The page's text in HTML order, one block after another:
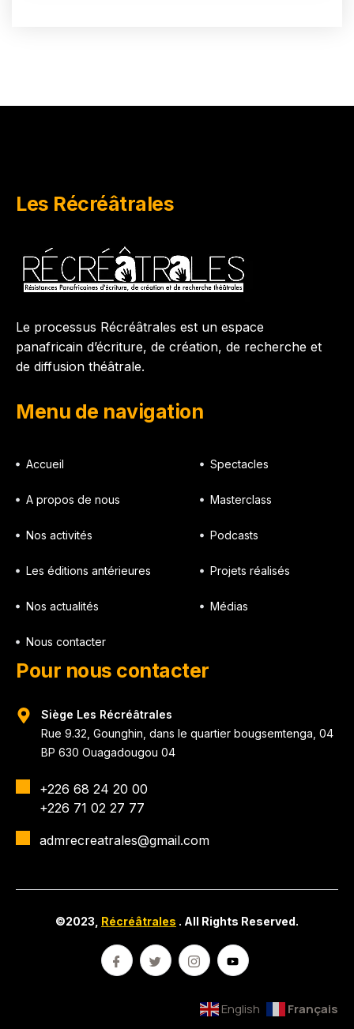
Les Récréâtrales
Le processus Récréâtrales est un espace
panafricain d’écriture, de création, de recherche et
de diffusion théâtrale.
Menu de navigation
Accueil
A propos de nous
Nos activités
Les éditions antérieures
Nos actualités
Nous contacter
Spectacles
Masterclass
Podcasts
Projets réalisés
Médias
Pour nous contacter
Siège Les Récréâtrales
Rue 9.32, Gounghin, dans le quartier bougsemtenga, 04
BP 630 Ouagadougou 04
+226 68 24 20 00
+226 71 02 27 77
admrecreatrales@gmail.com
©2023, Récréâtrales . All Rights Reserved.
English Français